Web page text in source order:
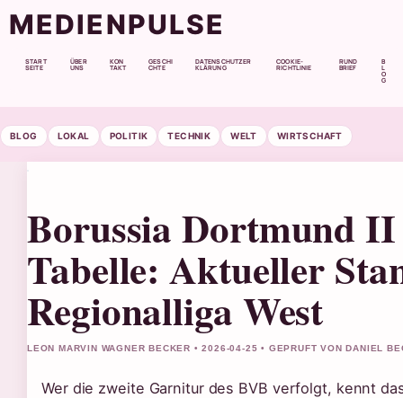
MEDIENPULSE
START
SEITE
ÜBER
UNS
KON
TAKT
GESCHI
CHTE
DATENSCHUTZER
KLÄRUNG
COOKIE-
RICHTLINIE
RUND
BRIEF
B
L
O
G
BLOG LOKAL POLITIK TECHNIK WELT WIRTSCHAFT
Borussia Dortmund II
Tabelle: Aktueller
Regionalliga West
LEON MARVIN WAGNER BECKER • 2026-04-25 • GEPRUFT VON DANIEL
Wer die zweite Garnitur des BVB verfolgt, kennt